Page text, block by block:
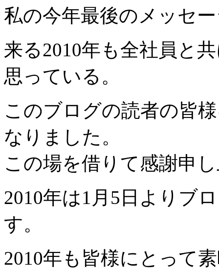
私の今年最後のメッセ
来る2010年も全社員と
思っている。
このブログの読者の皆
なりました。
この場を借りて感謝申
2010年は1月5日よりブ
す。
2010年も皆様にとって